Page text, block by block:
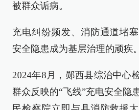
被群众诟病。
充电纠纷频发、消防通道堵
安全隐患成为基层治理的顽疾。
2024年8月，郧西县综治中心
群众反映的“飞线”充电安全隐